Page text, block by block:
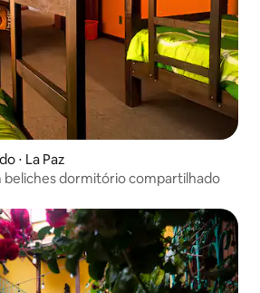
⋅ La Paz
beliches dormitório compartilhado